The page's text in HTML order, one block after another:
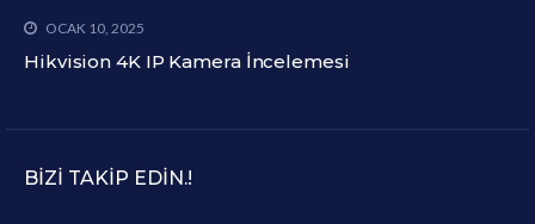
OCAK 10, 2025
Hikvision 4K IP Kamera İncelemesi
BIZI TAKIP EDIN.!